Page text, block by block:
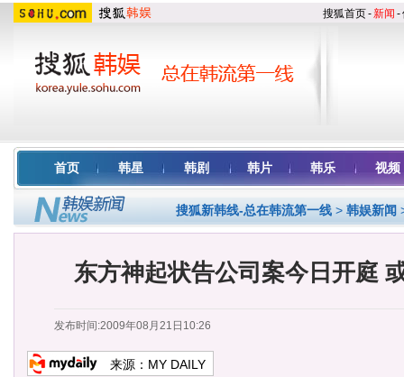
搜狐首页-新闻 -
首页 韩星 韩剧 韩片 韩乐 视频
搜狐新韩线-总在韩流第一线 > 韩娱新闻
东方神起状告公司案今日开庭
发布时间:2009年08月21日10:26
来源： MY DAILY